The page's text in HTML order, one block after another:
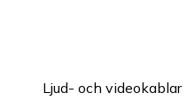
Ljud- och videokablar